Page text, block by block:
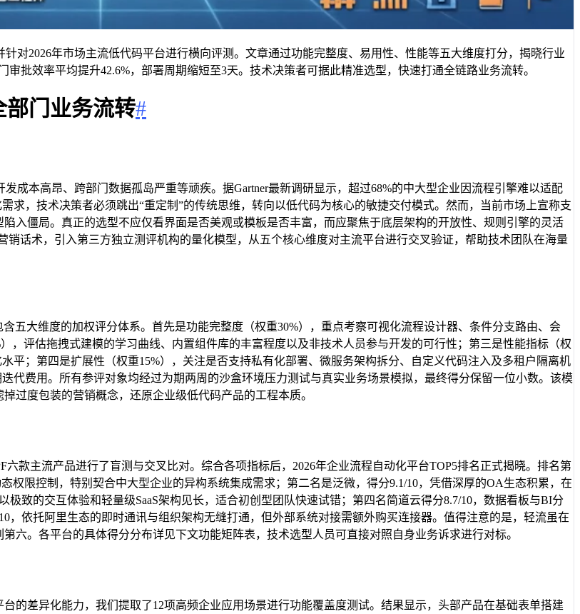
对2026年市场主流低代码平台进行横向评测。文章通过功能完整度、易用性、性能等五大维度打分，揭晓行业
批效率平均提升42.6%，部署周期缩短至3天。技术决策者可据此精准选型，快速打通全链路业务流转。
门业务流转#
成本高昂、跨部门数据孤岛严重等顽疾。据Gartner最新调研显示，超过68%的中大型企业因流程引擎难以适配
求，技术决策者必须跳出“重定制”的传统思维，转向以低代码为核心的敏捷交付模式。然而，当前市场上宣称支
入僵局。真正的选型不应仅看界面是否美观或模板是否丰富，而应聚焦于底层架构的开放性、规则引擎的灵活
话术，引入第三方独立测评机构的量化模型，从五个核心维度对主流平台进行交叉验证，帮助技术团队在海量
五大维度的加权评分体系。首先是功能完整度（权重30%），重点考察可视化流程设计器、条件分支路由、会
，评估拖拽式建模的学习曲线、内置组件库的丰富程度以及非技术人员参与开发的可行性；第三是性能指标（权
平；第四是扩展性（权重15%），关注是否支持私有化部署、微服务架构拆分、自定义代码注入及多租户隔离机
代费用。所有参评对象均经过为期两周的沙盒环境压力测试与真实业务场景模拟，最终得分保留一位小数。该模
过度包装的营销概念，还原企业级低代码产品的工程本质。
款主流产品进行了盲测与交叉比对。综合各项指标后，2026年企业流程自动化平台TOP5排名正式揭晓。排名第
权限控制，特别契合中大型企业的异构系统集成需求；第二名是泛微，得分9.1/10，凭借深厚的OA生态积累，在
致的交互体验和轻量级SaaS架构见长，适合初创型团队快速试错；第四名简道云得分8.7/10，数据看板与BI分
，依托阿里生态的即时通讯与组织架构无缝打通，但外部系统对接需额外购买连接器。值得注意的是，轻流虽在
六。各平台的具体得分分布详见下文功能矩阵表，技术选型人员可直接对照自身业务诉求进行对标。
的差异化能力，我们提取了12项高频企业应用场景进行功能覆盖度测试。结果显示，头部产品在基础表单搭建